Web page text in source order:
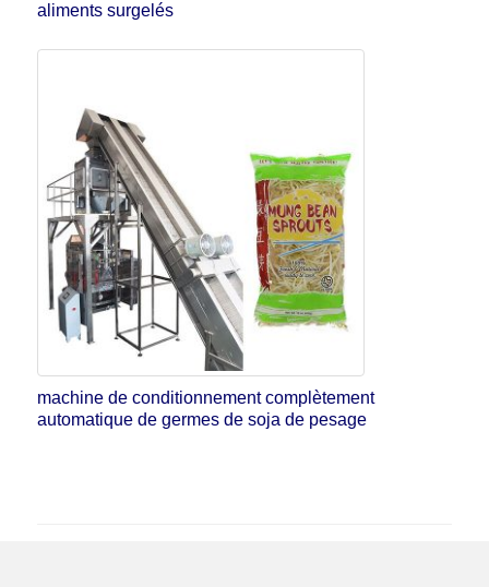
aliments surgelés
machine de conditionnement complètement
automatique de germes de soja de pesage